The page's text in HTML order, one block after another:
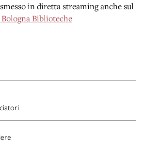
in diretta streaming anche sul
Biblioteche